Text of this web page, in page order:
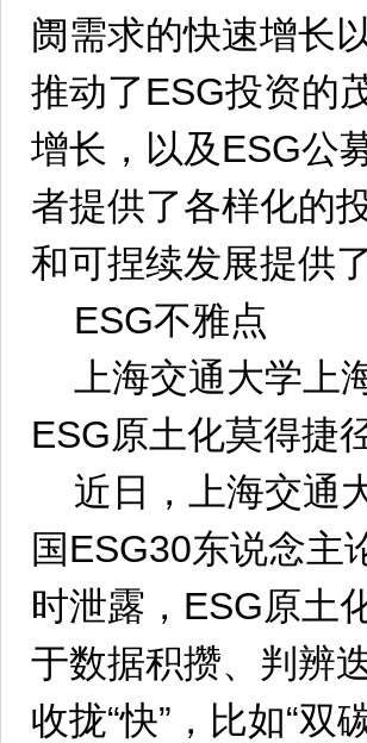
阓需求的快速增长
推动了ESG投资的
增长，以及ESG公
者提供了各样化的
和可捏续发展提供
ESG不雅点
上海交通大学
ESG原土化莫得捷
近日，上海交通
国ESG30东说念主
时泄露，ESG原土
于数据积攒、判辨
收拢“快”，比如“双